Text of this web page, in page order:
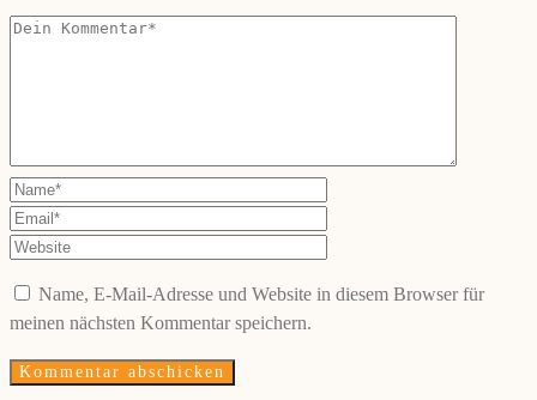
Name, E-Mail-Adresse und Website in diesem Browser für
meinen nächsten Kommentar speichern.